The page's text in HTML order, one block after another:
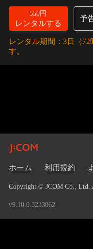
で揺れ動くハートの内面
550円
レンタルする
予
レンタル期間：3日（
す。
ホーム 利用規約
Copyright © JCOM Co., Ltd.
v9.10.0.3233062